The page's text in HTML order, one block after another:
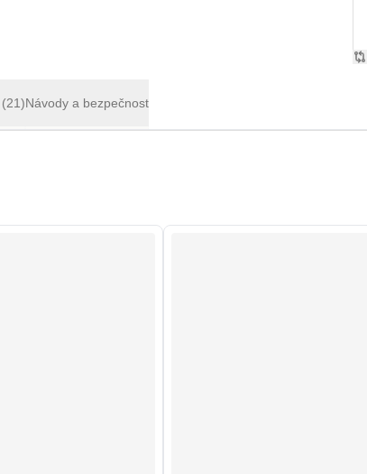
(21)Návody a bezpečnost